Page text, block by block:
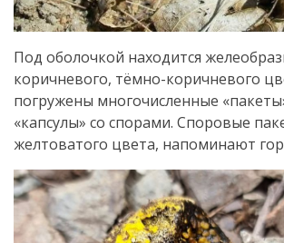
Под оболочкой находится
коричневого, тёмно-коричневого
погружены многочисленные
«капсулы» со спорами. Споровые
желтоватого цвета, напоминают